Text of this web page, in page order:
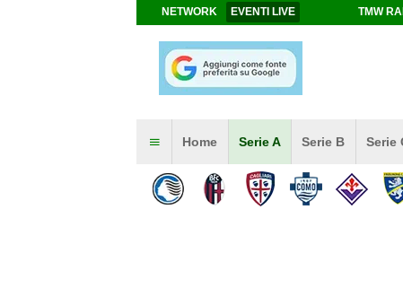
NETWORK EVENTI LIVE TMW
Home Serie A Serie B Serie